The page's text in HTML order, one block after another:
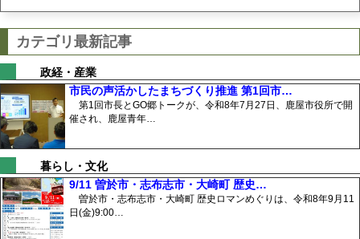
カテゴリ最新記事
政経・産業
市民の声活かしたまちづくり推進 第1回市…
第1回市長とGO郷トークが、令和8年7月27日、鹿屋市役所で開
催され、鹿屋青年…
暮らし・文化
9/11 曽於市・志布志市・大崎町 歴史…
曽於市・志布志市・大崎町 歴史ロマンめぐりは、令和8年9月11
日(金)9:00…